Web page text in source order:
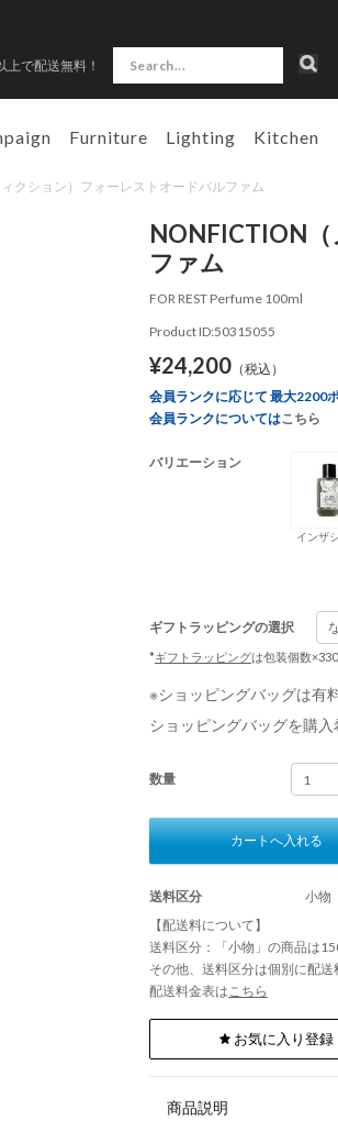
上で配送無料！
Furniture Lighting Kitchen
クション）フォーレストオードパルファム
NONFICTION
ファム
FOR REST Perfume 100ml
Product ID:50315055
¥24,200（税込）
会員ランクに応じて 最大2200
会員ランクについてはこちら
バリエーション
インザ
ギフトラッピングの選択
*ギフトラッピングは包装個数
※ショッピングバッグは有
ショッピングバッグを購入
数量
カートへ入れる
送料区分
小物
【配送料について】
送料区分：「小物」の商品は
その他、送料区分は個別に配送
配送料金表はこちら
お気に入り登録
商品説明